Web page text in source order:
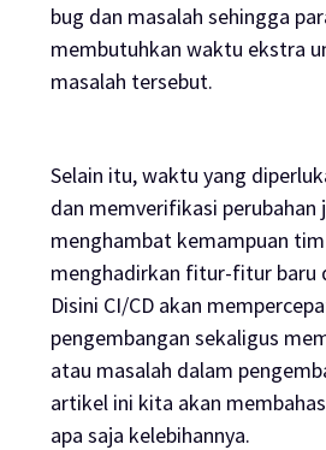
bug dan masalah sehingga
membutuhkan waktu ekstra
masalah tersebut.
Selain itu, waktu yang
dan memverifikasi perubahan
menghambat kemampuan
menghadirkan fitur-fitur baru
Disini CI/CD akan
pengembangan sekaligus
atau masalah dalam
artikel ini kita akan
apa saja kelebihannya.